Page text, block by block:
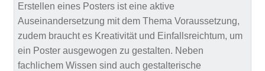
Erstellen eines Posters ist eine aktive
Auseinandersetzung mit dem Thema Voraussetzung,
zudem braucht es Kreativität und Einfallsreichtum, um
ein Poster ausgewogen zu gestalten. Neben
fachlichem Wissen sind auch gestalterische